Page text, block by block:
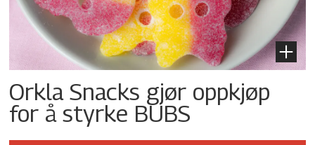
Orkla Snacks gjør oppkjøp
for å styrke BUBS